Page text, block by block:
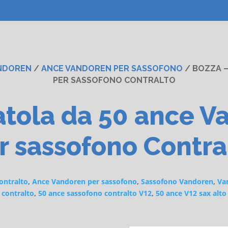
/ ANCE VANDOREN PER SASSOFONO / BOZZA –
PER SASSOFONO CONTRALTO
da 50 ance
sassofono
, Ance Vandoren per sassofono, Sassofono Vandoren,
contralto, 50 ance sassofono contralto V12, 50 ance V12 sax alto